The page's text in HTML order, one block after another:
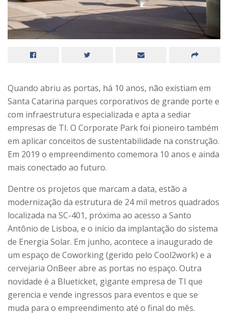
Quando abriu as portas, há 10 anos, não existiam em
Santa Catarina parques corporativos de grande porte e
com infraestrutura especializada e apta a sediar
empresas de TI. O Corporate Park foi pioneiro também
em aplicar conceitos de sustentabilidade na construção.
Em 2019 o empreendimento comemora 10 anos e ainda
mais conectado ao futuro.
Dentre os projetos que marcam a data, estão a
modernização da estrutura de 24 mil metros quadrados
localizada na SC-401, próxima ao acesso a Santo
Antônio de Lisboa, e o início da implantação do sistema
de Energia Solar. Em junho, acontece a inaugurado de
um espaço de Coworking (gerido pelo Cool2work) e a
cervejaria OnBeer abre as portas no espaço. Outra
novidade é a Blueticket, gigante empresa de TI que
gerencia e vende ingressos para eventos e que se
muda para o empreendimento até o final do mês.